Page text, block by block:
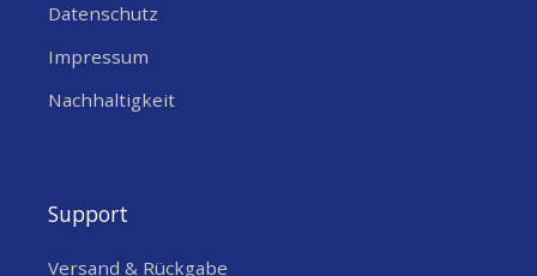
Datenschutz
Impressum
Nachhaltigkeit
Support
Versand & Rückgabe